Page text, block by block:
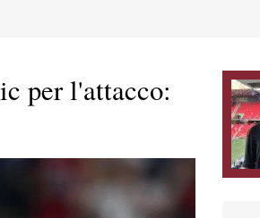
per l'attacco: